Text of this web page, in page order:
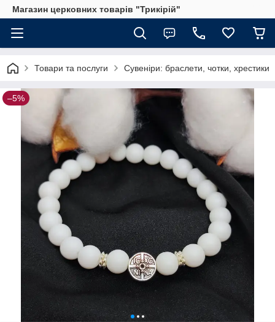
Магазин церковних товарів "Трикірій"
Товари та послуги Сувеніри: браслети, чотки, хрестики
–5%